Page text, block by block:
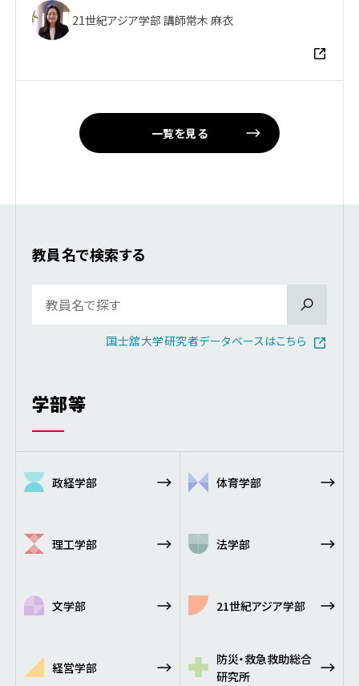
21世紀アジア学部 講師常木 麻衣
一覧を見る
教員名で検索する
国士舘大学研究者データベースはこちら
学部等
政経学部 体育学部
理工学部 法学部
文学部 21世紀アジア学部
経営学部
防災・救急救助総合
研究所